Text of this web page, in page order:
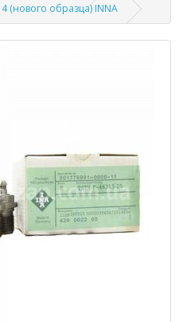
(нового образца) INNA